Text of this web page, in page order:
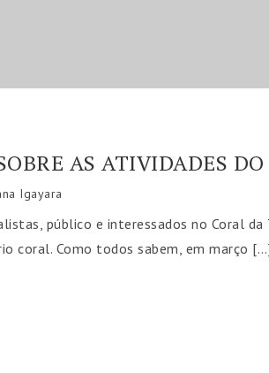
AS ATIVIDADES
Igayara
público e interessados no Coral da
coral. Como todos sabem, em março